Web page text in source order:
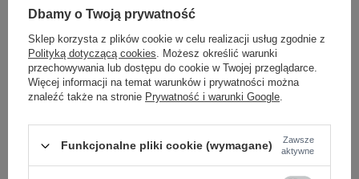
biały
miętowy
One size 5906694127557 -
Dbamy o Twoją prywatność
Sklep korzysta z plików cookie w celu realizacji usług zgodnie z
Polityką dotyczącą cookies. Możesz określić warunki
przechowywania lub dostępu do cookie w Twojej przeglądarce.
Więcej informacji na temat warunków i prywatności można
znaleźć także na stronie Prywatność i warunki Google.
Funkcjonalne pliki cookie (wymagane)
Zawsze
aktywne